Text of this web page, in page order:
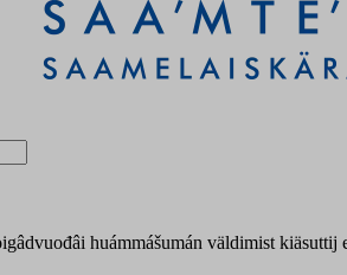
huámmášumán väldimist kiäsuttij